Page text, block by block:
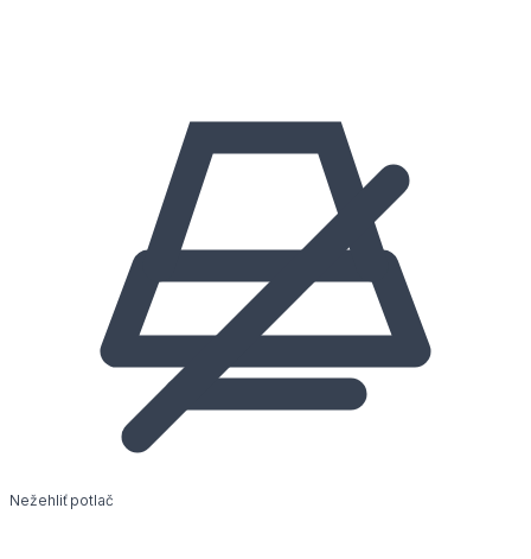
Nežehliť potlač